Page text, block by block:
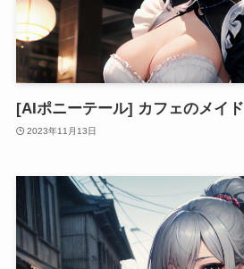
[AIポニーテール] カフェのメイド
2023年11月13日